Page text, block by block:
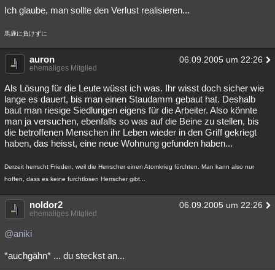
Ich glaube, man sollte den Verlust realisieren...
馬鹿に負けずに
auron 06.09.2005 um 22:26
ehemaliges Mitglied
Als Lösung für die Leute wüsst ich was. Ihr wisst doch sicher wie
lange es dauert, bis man einen Staudamm gebaut hat. Deshalb
baut man riesige Siedlungen eigens für die Arbeiter. Also könnte
man ja versuchen, ebenfalls so was auf die Beine zu stellen, bis
die betroffenen Menschen ihr Leben wieder in den Griff gekriegt
haben, das heisst, eine neue Wohnung gefunden haben...
Derzeit herrscht Frieden, weil die Herrscher einen Atomkrieg fürchten. Man kann also nur
hoffen, dass es keine furchtlosen Herrscher gibt...
noldor2 06.09.2005 um 22:26
ehemaliges Mitglied
@aniki
*auchgähn* ... du steckst an...